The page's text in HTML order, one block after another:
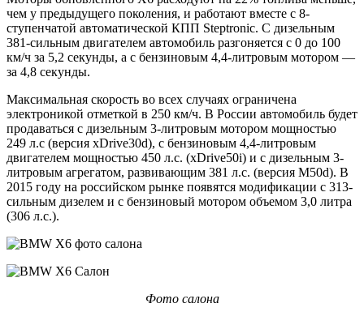
чем у предыдущего поколения, и работают вместе с 8-
ступенчатой автоматической КПП Steptronic. С дизельным
381-сильным двигателем автомобиль разгоняется с 0 до 100
км/ч за 5,2 секунды, а с бензиновым 4,4-литровым мотором —
за 4,8 секунды.
Максимальная скорость во всех случаях ограничена
электроникой отметкой в 250 км/ч. В России автомобиль будет
продаваться с дизельным 3-литровым мотором мощностью
249 л.с (версия xDrive30d), с бензиновым 4,4-литровым
двигателем мощностью 450 л.с. (xDrive50i) и с дизельным 3-
литровым агрегатом, развивающим 381 л.с. (версия M50d). В
2015 году на российском рынке появятся модификации с 313-
сильным дизелем и с бензиновый мотором объемом 3,0 литра
(306 л.с.).
Фото салона